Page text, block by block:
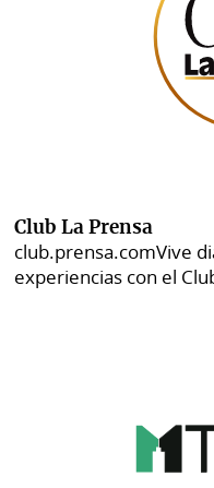
Club La Prensa
club.prensa.comVive
experiencias con el